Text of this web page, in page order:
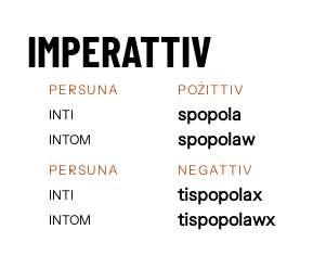
IMPERATTIV
PERSUNA
INTI
INTOM
POŻITTIV
spopola
spopolaw
PERSUNA
INTI
INTOM
NEGATTIV
tispopolax
tispopolawx